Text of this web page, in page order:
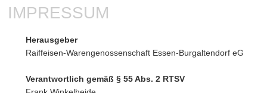
IMPRESSUM
Herausgeber
Raiffeisen-Warengenossenschaft Essen-Burgaltendorf eG
Verantwortlich gemäß § 55 Abs. 2 RTSV